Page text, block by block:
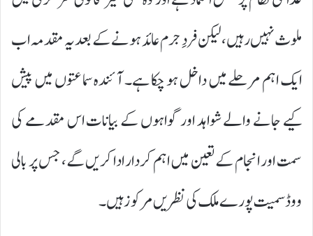
ملوث نہیں رہیں، لیکن فردِ جرم عائد ہونے کے بعد یہ مقدمہ اب
ایک اہم مرحلے میں داخل ہو چکا ہے۔ آئندہ سماعتوں میں پیش
کیے جانے والے شواہد اور گواہوں کے بیانات اس مقدمے کی
سمت اور انجام کے تعین میں اہم کردار ادا کریں گے، جس پر بالی
ووڈ سمیت پورے ملک کی نظریں مرکوز ہیں۔